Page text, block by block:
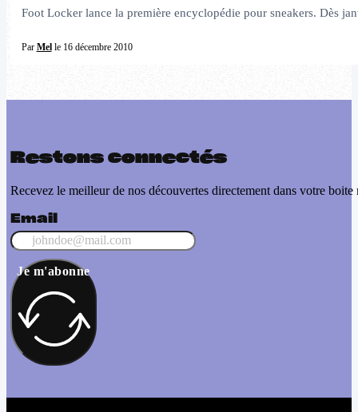
Foot Locker lance la première encyclopédie pour sneakers. Dès
Par Melle 16 décembre 2010
Restons connectés
Recevez le meilleur de nos découvertes directement dans votre boite
Email
Je m'abonne